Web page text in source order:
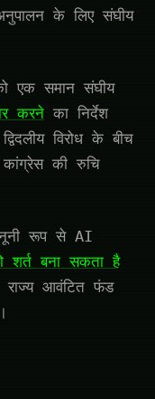
के लिए संघीय
एक समान संघीय
करने का निर्देश
विरोध के बीच
की रुचि
रूप से AI
शर्त बना सकता है
राज्य आवंटित फंड